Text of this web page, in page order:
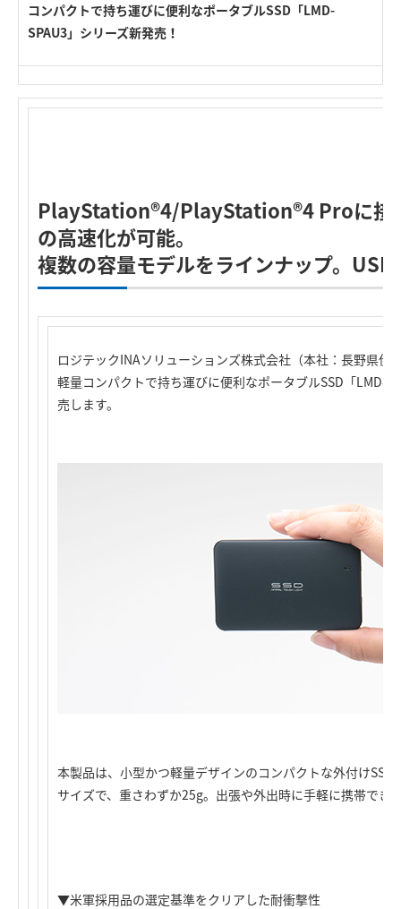
コンパクトで持ち運びに便利なポータブルSSD「LMD-
SPAU3」シリーズ新発売！
PlayStation®4/PlayStation®4 Proに接
の高速化が可能。
複数の容量モデルをラインナップ。
ロジテックINAソリューションズ株式会社（本社：長野県伊
軽量コンパクトで持ち運びに便利なポータブルSSD「LMD-
売します。
本製品は、小型かつ軽量デザインのコンパクトな外付け
サイズで、重さわずか25g。出張や外出時に手軽に携帯でき
▼米軍採用品の選定基準をクリアした耐衝撃性